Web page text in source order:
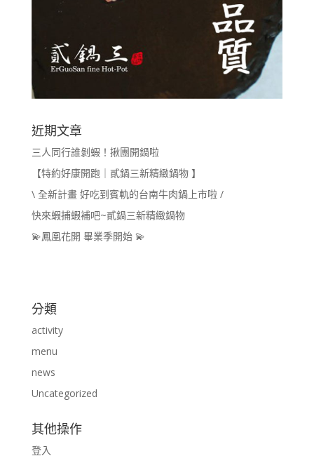
近期文章
三人同行誰剝蝦！揪團開鍋啦
【特約好康開跑｜貳鍋三新精緻鍋物 】
\ 全新計畫 好吃到賓軌的台南牛肉鍋上市啦 /
快來蝦捕蝦補吧~貳鍋三新精緻鍋物
💫鳳凰花開 畢業季開始 💫
分類
activity
menu
news
Uncategorized
其他操作
登入